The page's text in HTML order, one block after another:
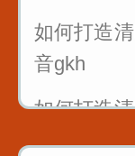
如何打造
音gkh
如何打造
前后音